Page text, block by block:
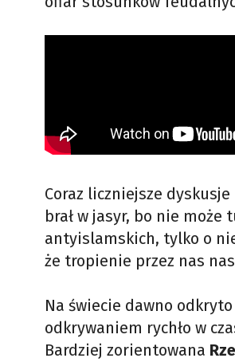
Coraz liczniejsze
brał w jasyr, bo nie
antyislamskich, tylko o
że tropienie przez nas
Na świecie dawno
odkrywaniem rychło w
Bardziej zorientowana